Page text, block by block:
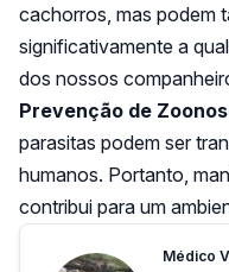
cachorros, mas podem
significativamente a
dos nossos
Prevenção de
parasitas podem ser
humanos. Portanto,
contribui para um
Médico